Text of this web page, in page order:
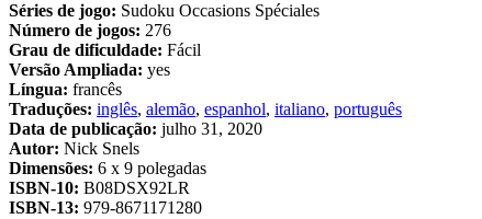
Séries de jogo: Sudoku Occasions Spéciales
Número de jogos: 276
Grau de dificuldade: Fácil
Versão Ampliada: yes
Língua: francês
Traduções: inglês, alemão, espanhol, italiano, português
Data de publicação: julho 31, 2020
Autor: Nick Snels
Dimensões: 6 x 9 polegadas
ISBN-10: B08DSX92LR
ISBN-13: 979-8671171280